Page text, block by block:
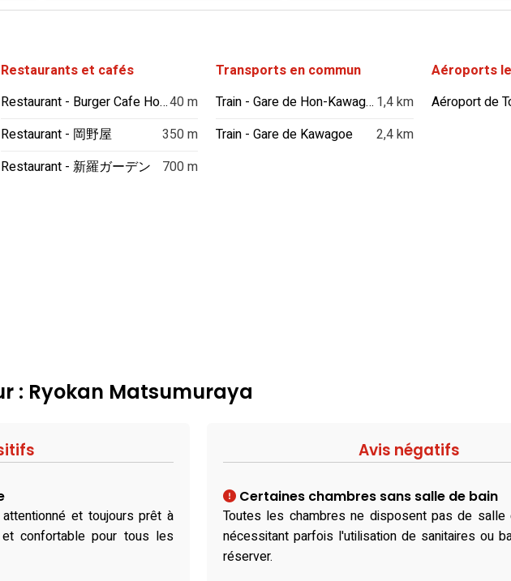
Restaurants et cafés
Restaurant - Burger Cafe HonoHono40 m
Restaurant - 岡野屋
350 m
Restaurant - 新羅ガーデン
700 m
Transports en commun
Train - Gare de Hon-Kawagoe 1,4 km
Train - Gare de Kawagoe
2,4 km
Aéroports
Aéroport de
: Ryokan Matsumuraya
et toujours prêt à
confortable pour tous les
Avis négatifs
Certaines chambres sans salle de bain
Toutes les chambres ne disposent pas de salle
nécessitant parfois l'utilisation de sanitaires ou
réserver.